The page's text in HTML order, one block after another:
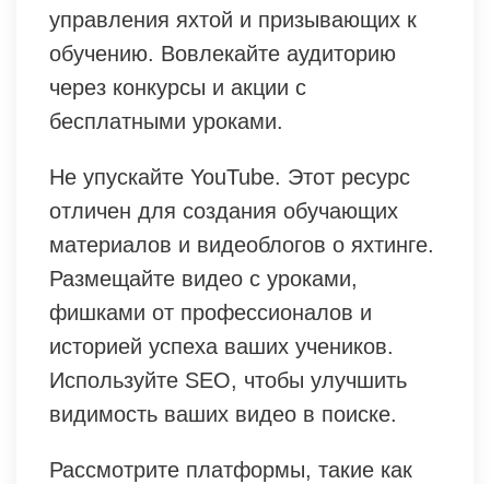
управления яхтой и призывающих к
обучению. Вовлекайте аудиторию
через конкурсы и акции с
бесплатными уроками.
Не упускайте YouTube. Этот ресурс
отличен для создания обучающих
материалов и видеоблогов о яхтинге.
Размещайте видео с уроками,
фишками от профессионалов и
историей успеха ваших учеников.
Используйте SEO, чтобы улучшить
видимость ваших видео в поиске.
Рассмотрите платформы, такие как